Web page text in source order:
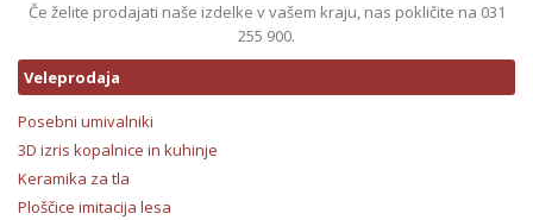
Če želite prodajati naše izdelke v vašem kraju, nas pokličite na 031
255 900.
Veleprodaja
Posebni umivalniki
3D izris kopalnice in kuhinje
Keramika za tla
Ploščice imitacija lesa